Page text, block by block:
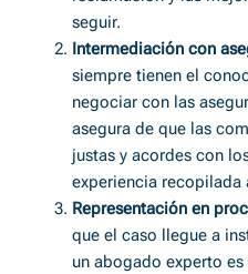
seguir.
Intermediación con
siempre tienen el
negociar con las
asegura de que las
justas y acordes con
experiencia recopilada
Representación en
que el caso llegue a
un abogado experto